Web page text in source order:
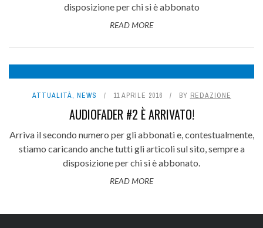
disposizione per chi si è abbonato
READ MORE
ATTUALITÀ, NEWS 11 APRILE 2016 BY REDAZIONE
AUDIOFADER #2 È ARRIVATO!
Arriva il secondo numero per gli abbonati e, contestualmente,
stiamo caricando anche tutti gli articoli sul sito, sempre a
disposizione per chi si è abbonato.
READ MORE